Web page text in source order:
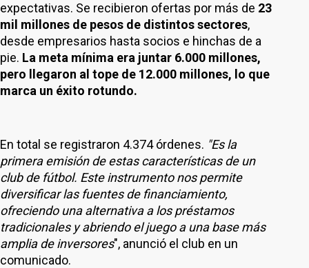
expectativas. Se recibieron ofertas por más de 23
mil millones de pesos de distintos sectores,
desde empresarios hasta socios e hinchas de a
pie. La meta mínima era juntar 6.000 millones,
pero llegaron al tope de 12.000 millones, lo que
marca un éxito rotundo.
En total se registraron 4.374 órdenes. "Es la
primera emisión de estas características de un
club de fútbol. Este instrumento nos permite
diversificar las fuentes de financiamiento,
ofreciendo una alternativa a los préstamos
tradicionales y abriendo el juego a una base más
amplia de inversores", anunció el club en un
comunicado.